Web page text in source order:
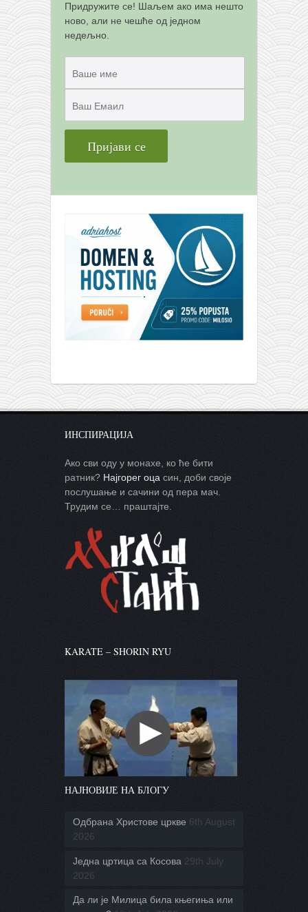
галерија клуба
чланарина
контакт
бесплатна е-књига
термини тренинга
моја прича
моја прича
контакт
Придружите се! Шаљем ако има нешто
ново, али не чешће од једном
недељно.
ИНСПИРАЦИЈА
Ако сви оду у монахе, ко ће бити
ратник? Најгорег оца син, доби своје
послушање и сачини од пера мач.
Трудим се… праштајте.
KARATE – SHORIN RYU
НАЈНОВИЈЕ НА БЛОГУ
Одбрана Христове цркве 6th August
2026
Једна цртица са Косова 29th July
2026
Да ли је Милица била књегиња или